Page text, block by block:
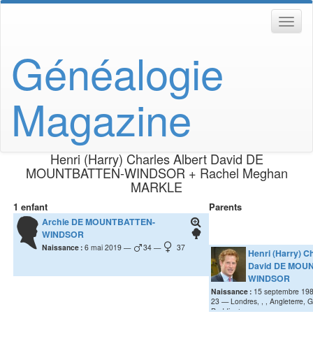
Généalogie
Magazine
Henri (Harry) Charles Albert DavidDE
MOUNTBATTEN-WINDSOR + Rachel Meghan
MARKLE
1 enfant
Archie DE MOUNTBATTEN-
WINDSOR
Naissance : 6 mai 2019 34 37
Parents
Henri (Harry)
David DE
WINDSOR
Naissance : 15 septembre
23
Londres, , , Angleterre,
Paddington